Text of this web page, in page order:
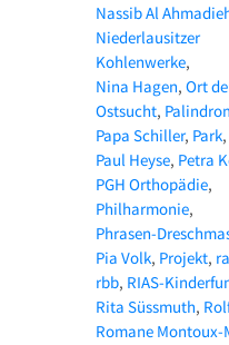
Nassib Al
Niederlausitzer
Kohlenwerke
Nina Hagen Ort
Ostsucht
Papa Schiller Park
Paul Heyse Petra
PGH Orthopädie
Philharmonie
Phrasen-
Pia Volk Projekt
rbb RIAS-
Rita Süssmuth
Romane Montoux-